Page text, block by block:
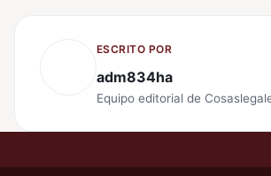
ESCRITO POR
adm834ha
Equipo editorial de